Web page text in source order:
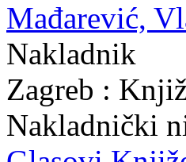
Mađarević,
Nakladnik
Zagreb :
Nakladnički